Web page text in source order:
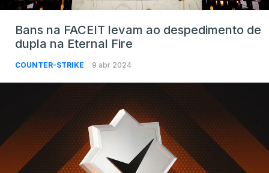
Bans na FACEIT levam ao despedimento de
dupla na Eternal Fire
COUNTER-STRIKE 9 abr 2024